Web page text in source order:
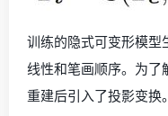
训练的隐式可变形模型
线性和笔画顺序。为了
重建后引入了投影变换